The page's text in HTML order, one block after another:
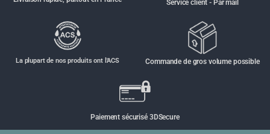
Service client - Par mail
La plupart de nos produits ont l'ACS Commande de gros volume possible
Paiement sécurisé 3DSecure